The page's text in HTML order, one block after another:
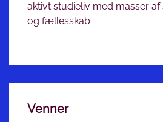
aktivt studieliv med masser
og fællesskab.
Venner